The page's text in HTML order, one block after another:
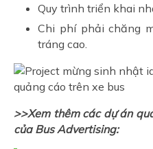
Quy trình triển khai
Chi phí phải chăng
tráng cao.
>>Xem thêm các dự án
của Bus Advertising: